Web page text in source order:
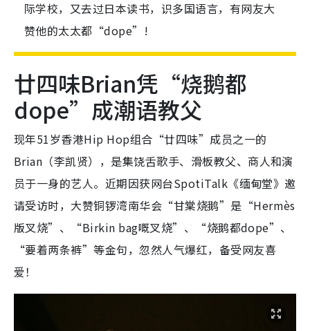
际学校，又去过日本读书，识多国语言，有网友大
赞他的太太都“dope”!
廿四味Brian凭“烧鹅都
dope”成潮语教父
现年51岁香港Hip Hop组合“廿四味”成员之一的
Brian（李凯贤），是集饶舌歌手、滑板教父、商人和演
员于一身的艺人。近期因获网台SpotiTalk《缅甸堂》邀
请受访时，大赞铜锣湾南华会“甘棠烧鹅”是“Hermès
版叉烧”、“Birkin bag嘅叉烧”、“烧鹅都dope”、
“要着两条裤”等金句，忽然人气爆红，备受网友喜
爱！